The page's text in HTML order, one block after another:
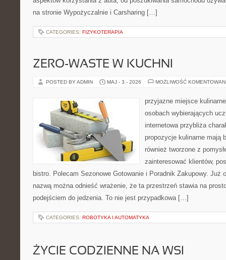
na stronie Wypożyczalnie i Carsharing […]
CATEGORIES: FIZYKOTERAPIA
ZERO-WASTE W KUCHNI
POSTED BY ADMIN MAJ - 3 - 2026 MOŻLIWOŚĆ
przyjazne miejsce
osobach wybierających
internetowa przybliża
propozycje kulinarne mają
również tworzone z
zainteresować klientów,
bistro. Polecam Sezonowe Gotowanie i Poradnik Zakupowy. Już
nazwą można odnieść wrażenie, że ta przestrzeń stawia na
podejściem do jedzenia. To nie jest przypadkowa […]
CATEGORIES: ROBOTYKA I AUTOMATYKA
ŻYCIE CODZIENNE NA WSI